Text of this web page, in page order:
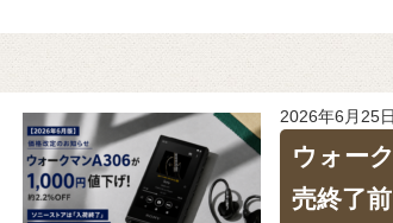
2026年6月25日
ウォー
売終了